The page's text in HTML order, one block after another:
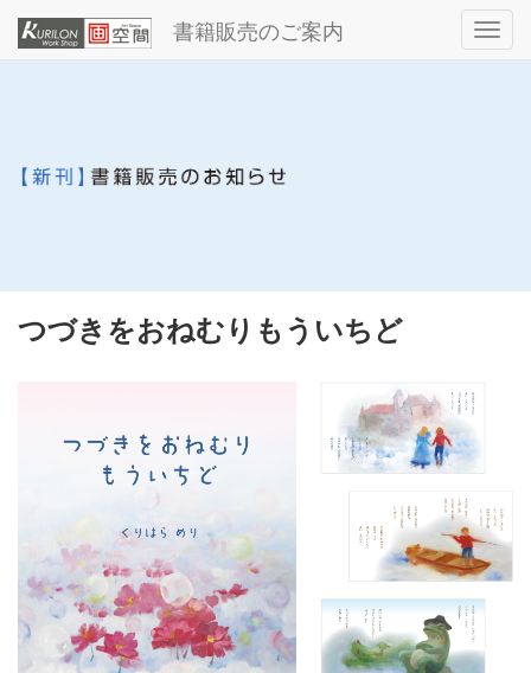
メ
ニ
書籍販売のご案内
つづきをおねむりもういちど